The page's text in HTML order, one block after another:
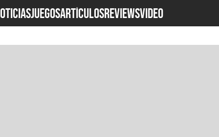
JUEGOSARTÍCULOSREVIEWSVideo